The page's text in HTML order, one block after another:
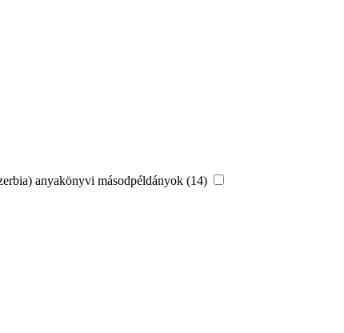
anyakönyvi másodpéldányok (14)